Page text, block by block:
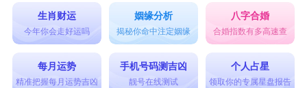
生肖财运
今年你会走好运吗
姻缘分析
揭秘你命中注定姻缘
八字合婚
合婚指数有多高速查
每月运势
精准把握每月运势吉凶
手机号码测吉凶
靓号在线测试
个人占星
领取你的专属星盘报告